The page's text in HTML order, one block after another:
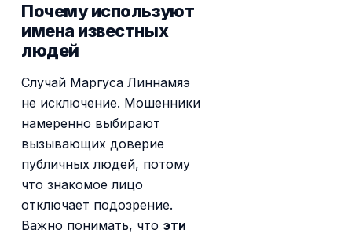
Почему используют
имена известных
людей
Случай Маргуса Линнамяэ
не исключение. Мошенники
намеренно выбирают
вызывающих доверие
публичных людей, потому
что знакомое лицо
отключает подозрение.
Важно понимать, что эти